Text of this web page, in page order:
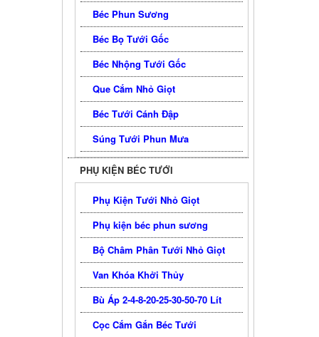
Béc Phun Sương
Béc Bọ Tưới Gốc
Béc Nhộng Tưới Gốc
Que Cắm Nhỏ Giọt
Béc Tưới Cánh Đập
Súng Tưới Phun Mưa
PHỤ KIỆN BÉC TƯỚI
Phụ Kiện Tưới Nhỏ Giọt
Phụ kiện béc phun sương
Bộ Châm Phân Tưới Nhỏ Giọt
Van Khóa Khởi Thủy
Bù Áp 2-4-8-20-25-30-50-70 Lít
Cọc Cắm Gắn Béc Tưới